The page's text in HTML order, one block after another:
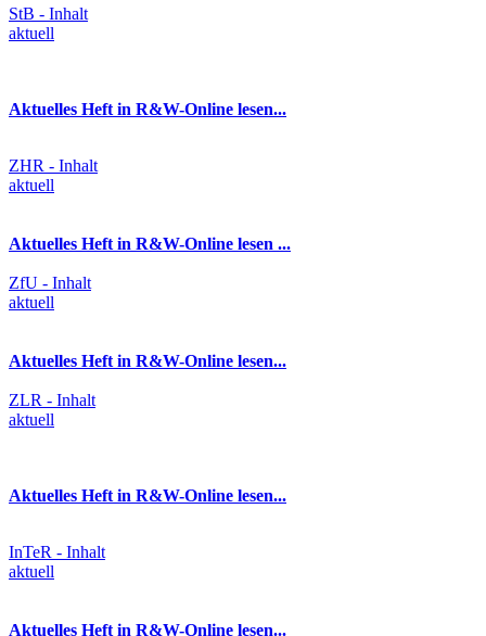
StB - Inhalt
aktuell
Aktuelles Heft in R&W-Online lesen...
ZHR - Inhalt
aktuell
Aktuelles Heft in R&W-Online lesen ...
ZfU - Inhalt
aktuell
Aktuelles Heft in R&W-Online lesen...
ZLR - Inhalt
aktuell
Aktuelles Heft in R&W-Online lesen...
InTeR - Inhalt
aktuell
Aktuelles Heft in R&W-Online lesen...